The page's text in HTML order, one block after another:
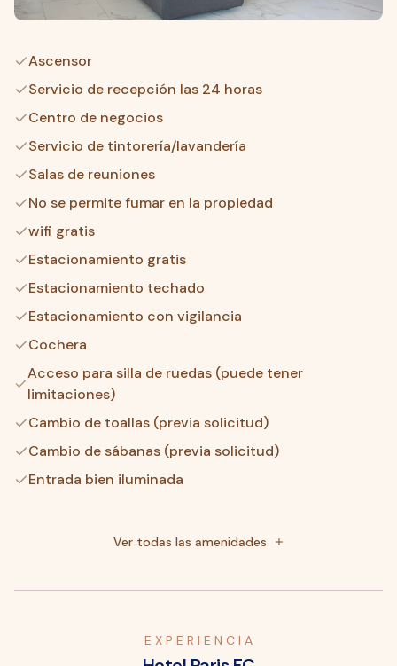
Ascensor
Servicio de recepción las 24 horas
Centro de negocios
Servicio de tintorería/lavandería
Salas de reuniones
No se permite fumar en la propiedad
wifi gratis
Estacionamiento gratis
Estacionamiento techado
Estacionamiento con vigilancia
Cochera
Acceso para silla de ruedas (puede tener
limitaciones)
Cambio de toallas (previa solicitud)
Cambio de sábanas (previa solicitud)
Entrada bien iluminada
Traslado no apto para personas con discapacidad
Ancho de la puerta del ascensor (centímetros): 8
Ver todas las amenidades
E X P E R I E N C I A